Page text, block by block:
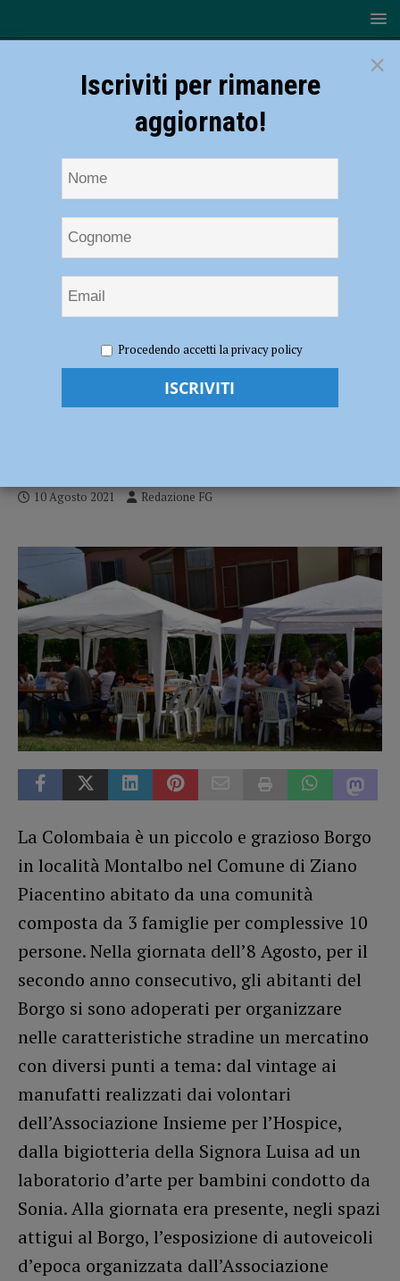
borgo di Colombaia, raccolti 4 mila euro per la Fondazione Casa di Iris
Evento nel piccolo borgo di Colombaia,
10 Agosto 2021 Redazione FG
La Colombaia è un piccolo e grazioso Borgo
in località Montalbo nel Comune di Ziano
Piacentino abitato da una comunità
composta da 3 famiglie per complessive 10
persone. Nella giornata dell’8 Agosto, per il
secondo anno consecutivo, gli abitanti del
Borgo si sono adoperati per organizzare
nelle caratteristiche stradine un mercatino
con diversi punti a tema: dal vintage ai
manufatti realizzati dai volontari
dell’Associazione Insieme per l’Hospice,
dalla bigiotteria della Signora Luisa ad un
laboratorio d’arte per bambini condotto da
Sonia. Alla giornata era presente, negli spazi
attigui al Borgo, l’esposizione di autoveicoli
d’epoca organizzata dall’Associazione
×
Iscriviti per rimanere
aggiornato!
Procedendo accetti la privacy policy